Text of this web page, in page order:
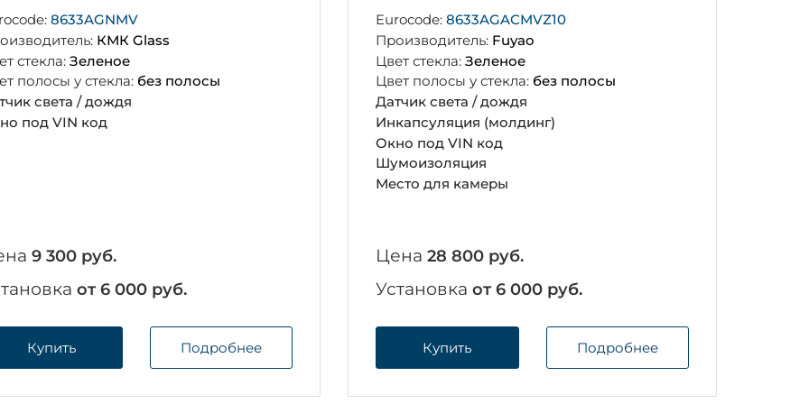
8633AGNMV
КМК Glass
стекла: Зеленое
полосы у стекла: без полосы
света / дождя
под VIN код
9 300 руб.
от 6 000 руб.
Купить Подробнее
Eurocode:8633AGACMVZ10
Производитель: Fuyao
Цвет стекла:Зеленое
Цвет полосы у стекла: без полосы
Датчик света / дождя
Инкапсуляция (молдинг)
Окно под VIN код
Шумоизоляция
Место для камеры
Цена28 800 руб.
Установкаот 6 000 руб.
Купить Подробнее